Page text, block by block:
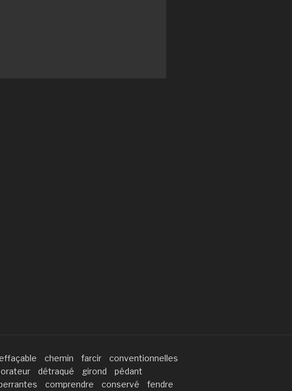
chemin farcir
conventionnelles
orateur détraqué girond
pédant
comprendre conservé
fendre